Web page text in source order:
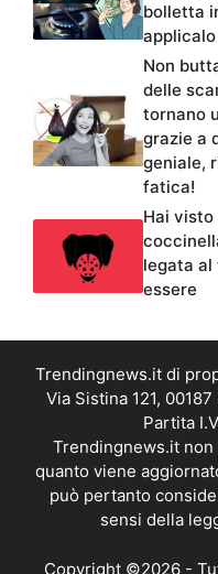
bolletta
Non
delle
tornano
grazie a
geniale,
fatica!
Hai visto
legata al
essere
Trendingnews.it di
Via Sistina 121,
Partita
Trendingnews.it
quanto viene
può pertanto
sensi della
Copyright ©2026 -